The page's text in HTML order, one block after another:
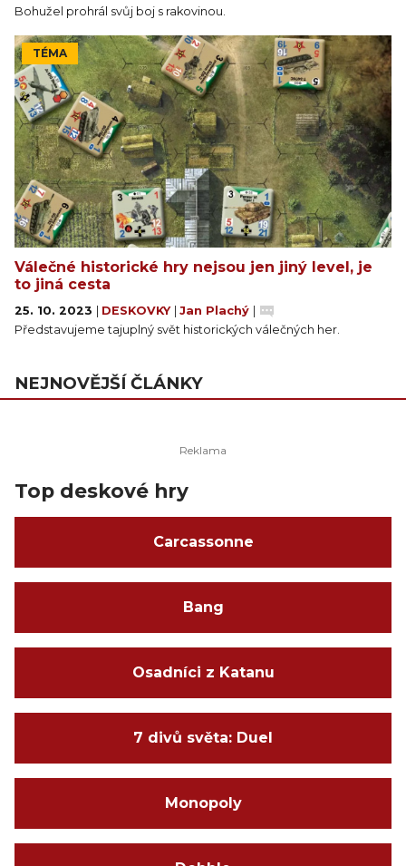
Bohužel prohrál svůj boj s rakovinou.
TÉMA
Válečné historické hry nejsou jen jiný level, je
to jiná cesta
25. 10. 2023 DESKOVKY Jan Plachý
Představujeme tajuplný svět historických válečných her.
NEJNOVĚJŠÍ ČLÁNKY
Top deskové hry
Carcassonne
Bang
Osadníci z Katanu
7 divů světa: Duel
Monopoly